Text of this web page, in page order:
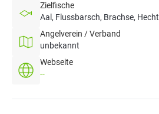
Zielfische
Aal, Flussbarsch, Brachse, Hecht
Angelverein / Verband
unbekannt
Webseite
--